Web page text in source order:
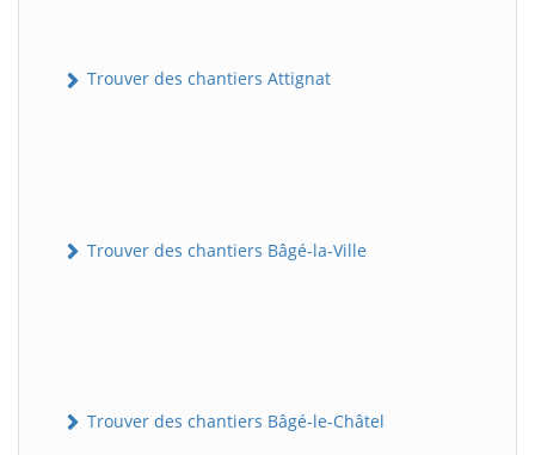
Trouver des chantiers Attignat
Trouver des chantiers Bâgé-la-Ville
Trouver des chantiers Bâgé-le-Châtel